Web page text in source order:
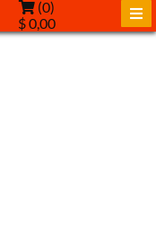
(0)
$ 0,00